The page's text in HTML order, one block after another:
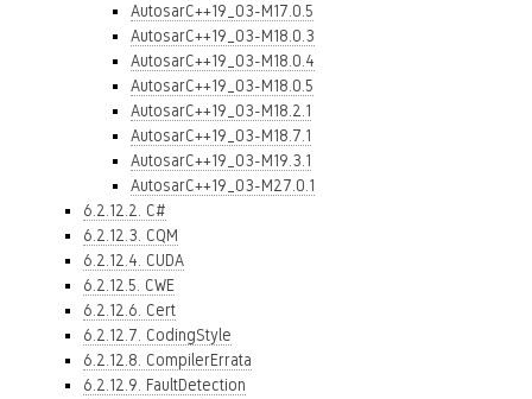
AutosarC++19_03-M17.0.5
AutosarC++19_03-M18.0.3
AutosarC++19_03-M18.0.4
AutosarC++19_03-M18.0.5
AutosarC++19_03-M18.2.1
AutosarC++19_03-M18.7.1
AutosarC++19_03-M19.3.1
AutosarC++19_03-M27.0.1
6.2.12.2. C#
6.2.12.3. CQM
6.2.12.4. CUDA
6.2.12.5. CWE
6.2.12.6. Cert
6.2.12.7. CodingStyle
6.2.12.8. CompilerErrata
6.2.12.9. FaultDetection